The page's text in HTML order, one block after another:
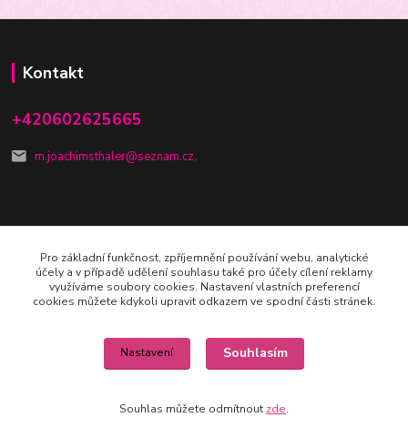
Kontakt
+420602625665
m.joachimsthaler@seznam.cz,
Vytvořeno na Eshop-rychle.cz
Pro základní funkčnost, zpříjemnění používání webu, analytické
účely a v případě udělení souhlasu také pro účely cílení reklamy
využíváme soubory cookies. Nastavení vlastních preferencí
cookies můžete kdykoli upravit odkazem ve spodní části stránek.
Nastavení Souhlasím
Souhlas můžete odmítnout zde.